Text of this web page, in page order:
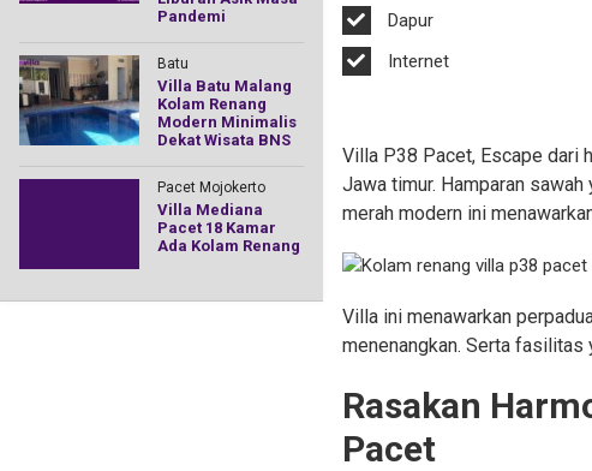
Dapur
Internet
Villa P38 Pacet, Escape dari
Jawa timur. Hamparan
merah modern ini
Villa ini menawarkan
menenangkan. Serta fasilitas
Rasakan
Pacet
Pandemi
Batu
Villa Batu Malang
Kolam Renang
Modern Minimalis
Dekat Wisata BNS
Pacet Mojokerto
Villa Mediana
Pacet 18 Kamar
Ada Kolam Renang